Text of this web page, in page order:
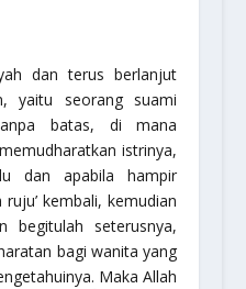
dan terus berlanjut
yaitu seorang suami
batas, di mana
istrinya,
dan apabila hampir
kembali, kemudian
begitulah seterusnya,
bagi wanita yang
Maka Allah